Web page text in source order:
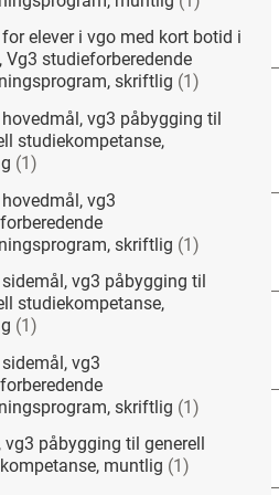
elever i vgo med kort botid i
Vg3 studieforberedende
skriftlig (1 )
vg3 påbygging til
studiekompetanse,
(1)
vg3
skriftlig (1)
vg3 påbygging til
studiekompetanse,
(1)
vg3
skriftlig (1)
vg3 påbygging til generell
muntlig (1 )